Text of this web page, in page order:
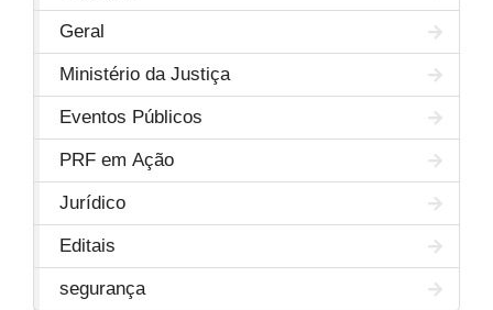
Geral
Ministério da Justiça
Eventos Públicos
PRF em Ação
Jurídico
Editais
segurança